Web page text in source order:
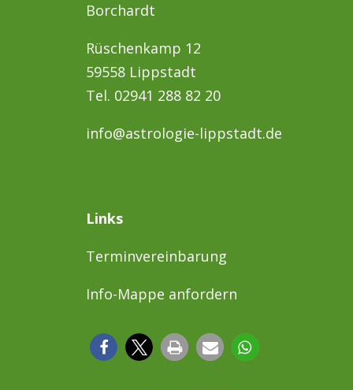
Borchardt
Rüschenkamp 12
59558 Lippstadt
Tel. 02941 288 82 20
info@astrologie-lippstadt.de
Links
Terminvereinbarung
Info-Mappe anfordern